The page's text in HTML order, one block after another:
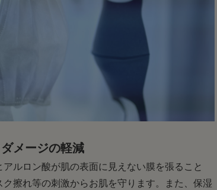
メージの軽減
アルロン酸が肌の表面に見えない膜を張ること
ク擦れ等の刺激からお肌を守ります。また、保湿